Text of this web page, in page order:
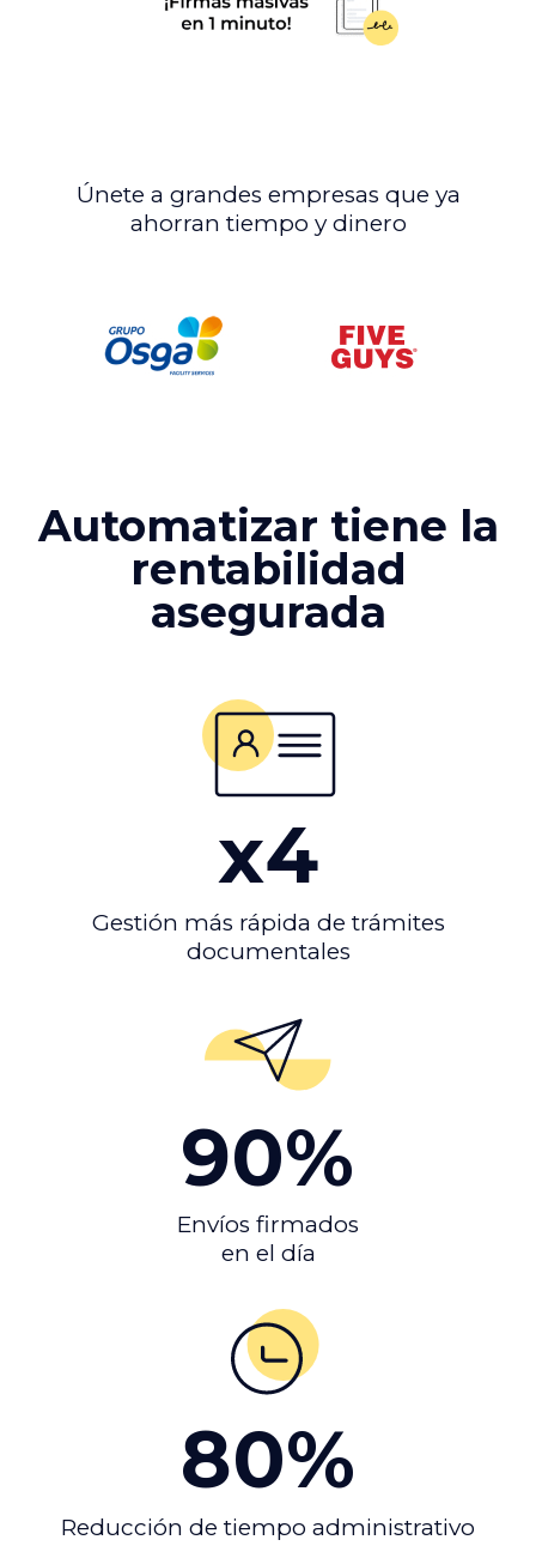
Únete a grandes empresas que ya
ahorran tiempo y dinero
Automatizar tiene la
rentabilidad
asegurada
Gestión más rápida de trámites
documentales
x4
Envíos firmados
en el día
90%
Reducción de tiempo administrativo
80%